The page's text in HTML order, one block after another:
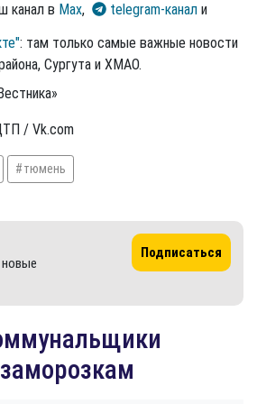
канал в Max, telegram-канал и
: там только самые важные новости
Сургута и ХМАО.
/ Vk.com
тюмень
Подписаться